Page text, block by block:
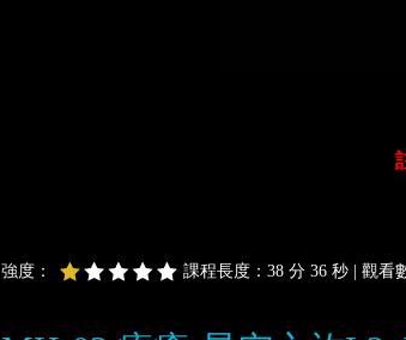
強度： 課程長度：38 分 36 秒 | 觀看